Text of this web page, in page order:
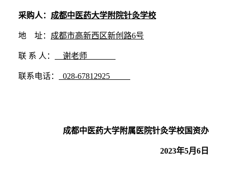
采购人： 成都中医药大学附院针灸学校
地 址： 成都市高新西区新创路6号
联 系 人： 谢老师
联系电话： 028-67812925
成都中医药大学附属医院针灸学校国资办
2023年5月 6日